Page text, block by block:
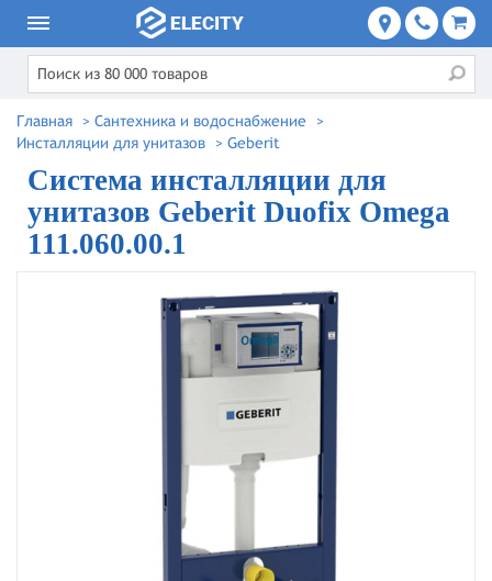
Главная > Сантехника и водоснабжение
>
Инсталляции для унитазов
> Geberit
Система инсталляции для
унитазов Geberit Duofix Omega
111.060.00.1